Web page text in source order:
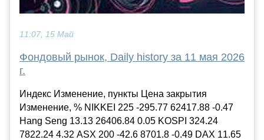
11:07, 15 Май
Фондовый рынок, Daily history за 11 мая 2026
г.
Индекс Изменение, пункты Цена закрытия
Изменение, % NIKKEI 225 -295.77 62417.88 -0.47
Hang Seng 13.13 26406.84 0.05 KOSPI 324.24
7822.24 4.32 ASX 200 -42.6 8701.8 -0.49 DAX 11.65